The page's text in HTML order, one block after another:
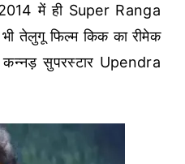
में ही Super Ranga
तेलुगू फिल्म किक का रीमेक
कन्नड़ सुपरस्टार Upendra